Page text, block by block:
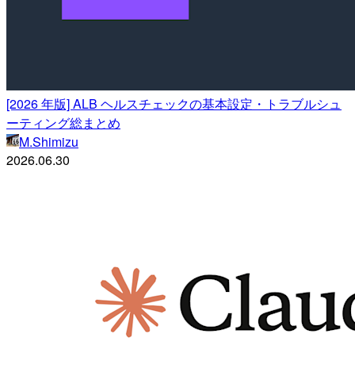
[2026 年版] ALB ヘルスチェックの基本設定・トラブルシュ
ーティング総まとめ
M.Shimizu
2026.06.30